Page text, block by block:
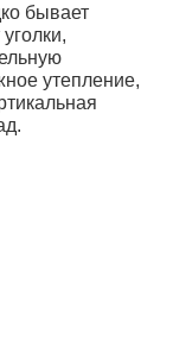
бывает
утепление,